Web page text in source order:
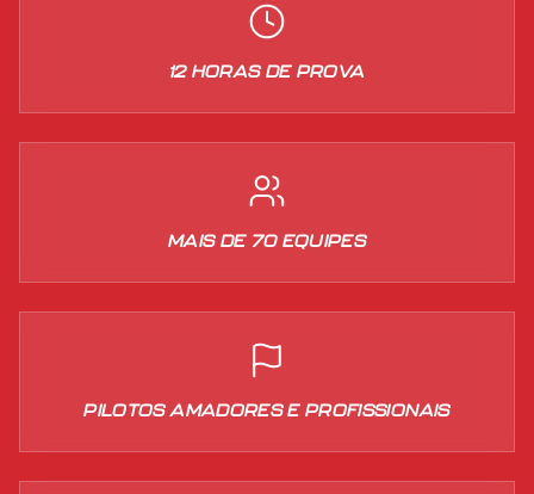
12 HORAS DE PROVA
MAIS DE 70 EQUIPES
PILOTOS AMADORES E PROFISSIONAIS